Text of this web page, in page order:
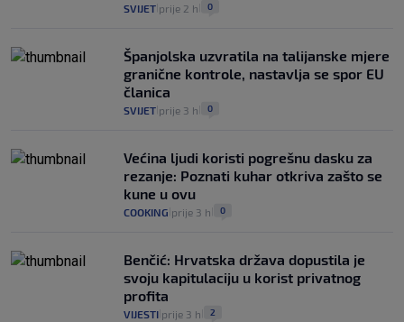
SVIJET prije 2 h 0
Španjolska uzvratila na talijanske mjere
granične kontrole, nastavlja se spor EU
članica
SVIJET prije 3 h 0
Većina ljudi koristi pogrešnu dasku za
rezanje: Poznati kuhar otkriva zašto se
kune u ovu
COOKING prije 3 h 0
Benčić: Hrvatska država dopustila je
svoju kapitulaciju u korist privatnog
profita
VIJESTI prije 3 h 2